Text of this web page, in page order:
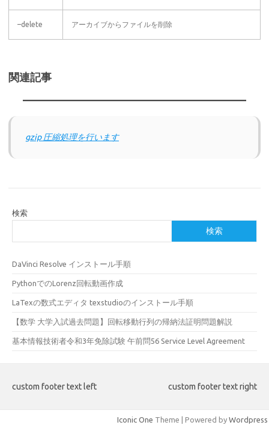
–delete アーカイブからファイルを削除
関連記事
gzip 圧縮処理を行います
検索
検索
DaVinci Resolve インストール手順
PythonでのLorenz回転動画作成
LaTexの数式エディタ texstudioのインストール手順
【数学 大学入試過去問題】回転移動行列の帰納法証明問題解説
基本情報技術者令和3年免除試験 午前問56 Service Level Agreement
custom footer text left custom footer text right
Iconic One Theme | Powered by Wordpress